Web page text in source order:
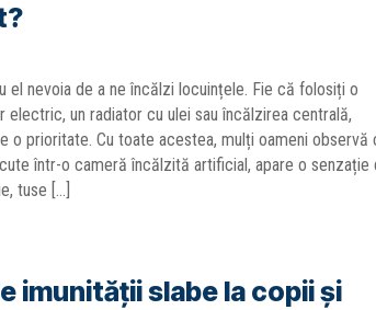
el nevoia de a ne încălzi locuințele. Fie că folosiți o
electric, un radiator cu ulei sau încălzirea centrală,
o prioritate. Cu toate acestea, mulți oameni observă
într-o cameră încălzită artificial, apare o senzație
tuse […]
imunității slabe la copii și